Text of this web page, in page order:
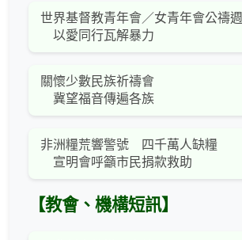
世界基督教青年會／女青年會公禱週
以愛同行瓦解暴力
關懷少數民族祈禱會
冀望福音傳遍各族
非洲糧荒響警號 四千萬人缺糧
宣明會呼籲市民捐款救助
【教會、機構短訊】